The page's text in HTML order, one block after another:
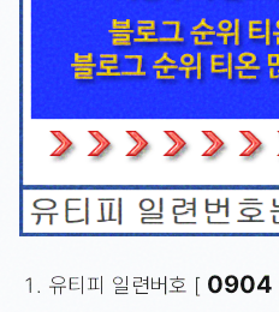
유티피 일련버호 [ 0904